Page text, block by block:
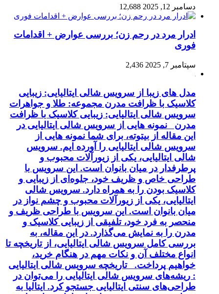
دسامبر 12, 2025 12,688
ادرار مرد در رحم زن؛ بررسی عوارض + اقدامات
فوری
سپتامبر 7, 2025 2,436
مدل های زیبا از سرویس شالی ایتالیایی: زیبایی
کلاسیک با ظرافت مدرن مجموعه: طلا و جواهرات
سرویس شالی ایتالیایی: زیبایی کلاسیک با ظرافت
مدرن نمونه هایی از سرویس شالی ایتالیایی در
این مقاله از بیتوته، برای شما نمونه هایی از
سرویس شالی ایتالیایی را آورده ایم. سرویس
شالی ایتالیایی، یکی از زیورآلات محبوب و
پرطرفدار در میان بانوان است. این سرویس با
طراحی خاص و ظریف خود، جلوه‌ای از زیبایی و
کلاسیک بودن را به همراه دارد. سرویس شالی
ایتالیایی، یکی از زیورآلات محبوب و چشم نواز در
میان بانوان است. این سرویس با طراحی ظریف و
منحصر به فرد خود، تلفیقی از زیبایی کلاسیک و
مدرن را به نمایش می‌گذارد. در این مقاله، به
بررسی کامل سرویس شالی ایتالیایی، از تاریخچه تا
انواع مختلف آن و نکات مهم در هنگام خرید،
خواهیم پرداخت. تاریخچه سرویس شالی ایتالیایی
: ریشه‌های سرویس شالی ایتالیایی را می‌توان در
طراحی‌های سنتی ایتالیایی جستجو کرد. ایتالیا به